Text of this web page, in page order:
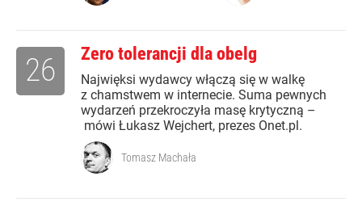
Zero tolerancji dla obelg
Najwięksi wydawcy włączą się w walkę
z chamstwem w internecie. Suma pewnych
wydarzeń przekroczyła masę krytyczną –
mówi Łukasz Wejchert, prezes Onet.pl.
26
Tomasz Machała